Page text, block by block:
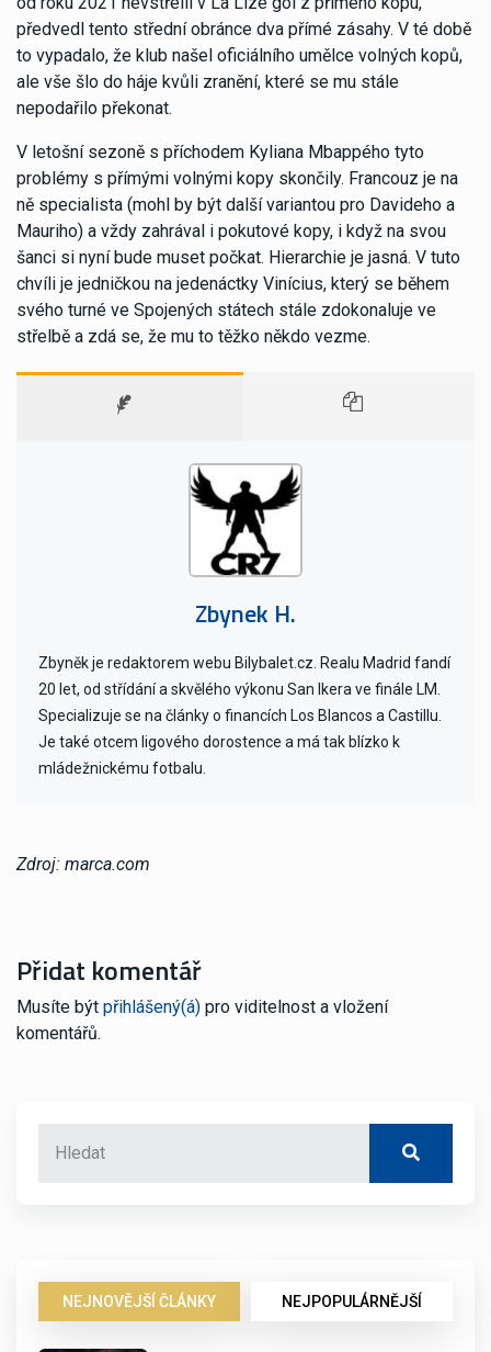
předvedl tento střední obránce dva přímé zásahy. V té době
to vypadalo, že klub našel oficiálního umělce volných kopů,
ale vše šlo do háje kvůli zranění, které se mu stále
nepodařilo překonat.
V letošní sezoně s příchodem Kyliana Mbappého tyto
problémy s přímými volnými kopy skončily. Francouz je na
ně specialista (mohl by být další variantou pro Davideho a
Mauriho) a vždy zahrával i pokutové kopy, i když na svou
šanci si nyní bude muset počkat. Hierarchie je jasná. V tuto
chvíli je jedničkou na jedenáctky Vinícius, který se během
svého turné ve Spojených státech stále zdokonaluje ve
střelbě a zdá se, že mu to těžko někdo vezme.
Zbynek H.
Zbyněk je redaktorem webu Bilybalet.cz. Realu Madrid fandí
20 let, od střídání a skvělého výkonu San Ikera ve finále LM.
Specializuje se na články o financích Los Blancos a Castillu.
Je také otcem ligového dorostence a má tak blízko k
mládežnickému fotbalu.
Zdroj: marca.com
Přidat komentář
Musíte být přihlášený(á) pro viditelnost a vložení
komentářů.
NEJNOVĚJŠÍ ČLÁNKY NEJPOPULÁRNĚJŠÍ